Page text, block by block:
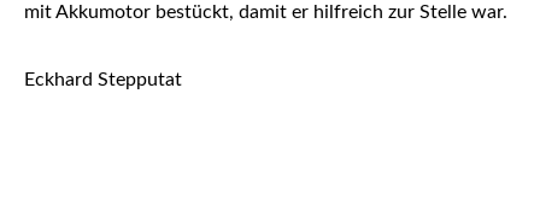
mit Akkumotor bestückt, damit er hilfreich zur Stelle war.
Eckhard Stepputat